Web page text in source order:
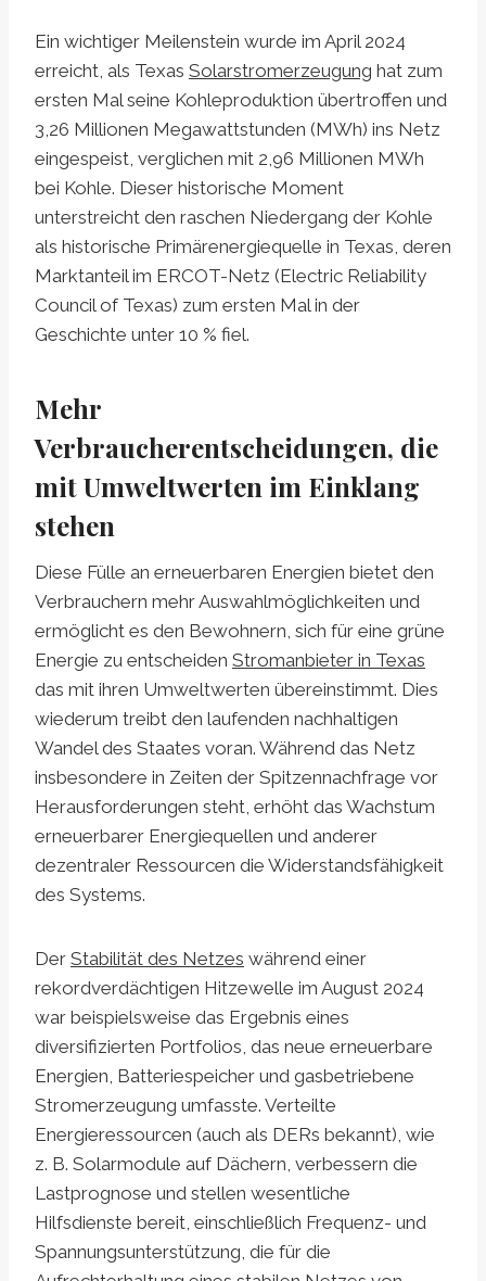
Ein wichtiger Meilenstein wurde im April 2024
erreicht, als Texas Solarstromerzeugung hat zum
ersten Mal seine Kohleproduktion übertroffen und
3,26 Millionen Megawattstunden (MWh) ins Netz
eingespeist, verglichen mit 2,96 Millionen MWh
bei Kohle. Dieser historische Moment
unterstreicht den raschen Niedergang der Kohle
als historische Primärenergiequelle in Texas, deren
Marktanteil im ERCOT-Netz (Electric Reliability
Council of Texas) zum ersten Mal in der
Geschichte unter 10 % fiel.
Mehr
Verbraucherentscheidungen, die
mit Umweltwerten im Einklang
stehen
Diese Fülle an erneuerbaren Energien bietet den
Verbrauchern mehr Auswahlmöglichkeiten und
ermöglicht es den Bewohnern, sich für eine grüne
Energie zu entscheiden Stromanbieter in Texas
das mit ihren Umweltwerten übereinstimmt. Dies
wiederum treibt den laufenden nachhaltigen
Wandel des Staates voran. Während das Netz
insbesondere in Zeiten der Spitzennachfrage vor
Herausforderungen steht, erhöht das Wachstum
erneuerbarer Energiequellen und anderer
dezentraler Ressourcen die Widerstandsfähigkeit
des Systems.
Der Stabilität des Netzes während einer
rekordverdächtigen Hitzewelle im August 2024
war beispielsweise das Ergebnis eines
diversifizierten Portfolios, das neue erneuerbare
Energien, Batteriespeicher und gasbetriebene
Stromerzeugung umfasste. Verteilte
Energieressourcen (auch als DERs bekannt), wie
z. B. Solarmodule auf Dächern, verbessern die
Lastprognose und stellen wesentliche
Hilfsdienste bereit, einschließlich Frequenz- und
Spannungsunterstützung, die für die